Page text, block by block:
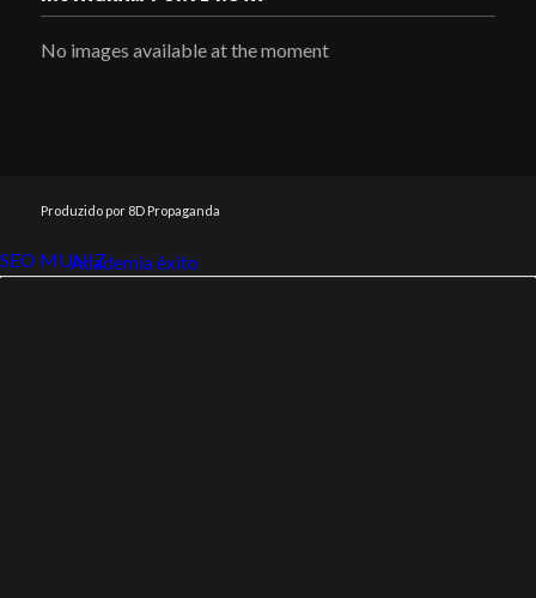
No images available at the moment
Produzido por 8D Propaganda
SEO MUNIZ
Link112Academia êxito